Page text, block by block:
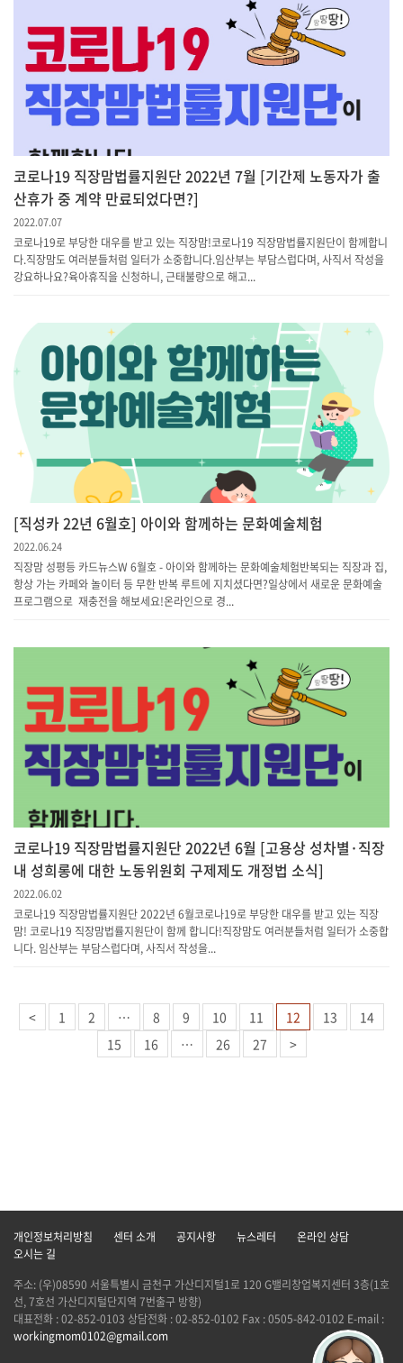
코로나19 직장맘법률지원단 2022년 7월 [기간제 노동자가 출
산휴가 중 계약 만료되었다면?]
2022.07.07
코로나19로 부당한 대우를 받고 있는 직장맘!코로나19 직장맘법률지원단이 함께합니
다.직장맘도 여러분들처럼 일터가 소중합니다.임산부는 부담스럽다며, 사직서 작성을
강요하나요?육아휴직을 신청하니, 근태불량으로 해고...
[직성카 22년 6월호] 아이와 함께하는 문화예술체험
2022.06.24
직장맘 성평등 카드뉴스W 6월호 - 아이와 함께하는 문화예술체험반복되는 직장과 집,
항상 가는 카페와 놀이터 등 무한 반복 루트에 지치셨다면?일상에서 새로운 문화예술
프로그램으로 재충전을 해보세요!온라인으로 경...
코로나19 직장맘법률지원단 2022년 6월 [고용상 성차별·직장
내 성희롱에 대한 노동위원회 구제제도 개정법 소식]
2022.06.02
코로나19 직장맘법률지원단 2022년 6월코로나19로 부당한 대우를 받고 있는 직장
맘! 코로나19 직장맘법률지원단이 함께 합니다!직장맘도 여러분들처럼 일터가 소중합
니다. 임산부는 부담스럽다며, 사직서 작성을...
< 1 2 … 8 9 10 11 12 13
14
15
16 … 26 27 >
개인정보처리방침 센터 소개 공지사항 뉴스레터
온라인 상담
오시는 길
주소: (우)08590 서울특별시 금천구 가산디지털1로 120 G밸리창업복지센터 3층(1호
선, 7호선 가산디지털단지역 7번출구 방향)
대표전화 : 02-852-0103 상담전화 : 02-852-0102 Fax : 0505-842-0102 E-mail :
workingmom0102@gmail.com